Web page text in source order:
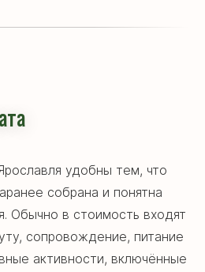
удобны тем, что
собрана и понятна
Обычно в стоимость входят
сопровождение, питание
активности, включённые